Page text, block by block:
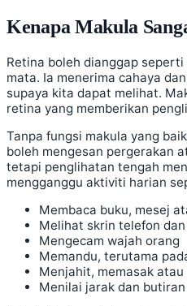
Kenapa Makula
Retina boleh dianggap seperti
mata. Ia menerima cahaya
supaya kita dapat melihat.
retina yang memberikan
Tanpa fungsi makula yang
boleh mengesan pergerakan
tetapi penglihatan tengah
mengganggu aktiviti harian
Membaca buku, mesej
Melihat skrin telefon
Mengecam wajah orang
Memandu, terutama
Menjahit, memasak
Menilai jarak dan